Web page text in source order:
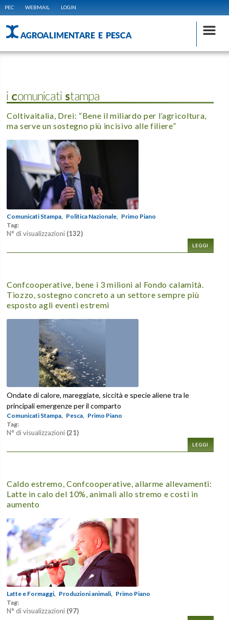
PEC WEBMAIL LOGIN
AGROALIMENTARE E PESCA
i Comunicati Stampa
Coltivaitalia, Drei: “Bene il miliardo per l’agricoltura,
ma serve un sostegno più incisivo alle filiere”
Comunicati Stampa, Politica Nazionale, Primo Piano
Tag:
N° di visualizzazioni (132)
LEGGI
Confcooperative, bene i 3 milioni al Fondo calamità.
Tiozzo, sostegno concreto a un settore sempre più
esposto agli eventi estremi
Ondate di calore, mareggiate, siccità e specie aliene tra le
principali emergenze per il comparto
Comunicati Stampa, Pesca,
Primo Piano
Tag:
N° di visualizzazioni (21)
LEGGI
Caldo estremo, Confcooperative, allarme allevamenti:
Latte in calo del 10%, animali allo stremo e costi in
aumento
Latte e Formaggi, Produzioni animali, Primo Piano
Tag:
N° di visualizzazioni (97)